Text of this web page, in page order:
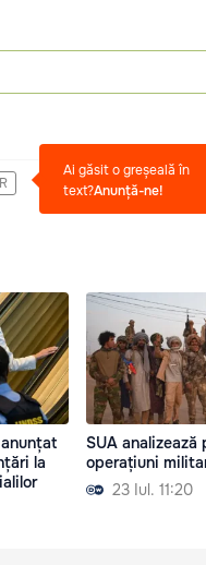
Ai găsit o greșeală în
text?Anunță-ne!
la
SUA
operațiuni
23 Iul. 11:20